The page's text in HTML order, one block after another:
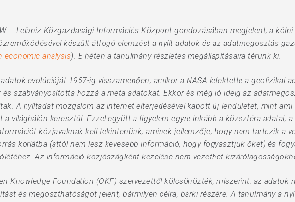
– Leibniz Közgazdasági Információs Központ gondozásában megjelent, a kölni
készült átfogó elemzést a nyílt adatok és az adatmegosztás
economic analysis). E héten a tanulmány részletes megállapításaira térünk ki.
evolúcióját 1957-ig visszamenően, amikor a NASA lefektette a geofizikai
szabványosította hozzá a meta-adatokat. Ekkor és még jó ideig az
A nyíltadat-mozgalom az internet elterjedésével kapott új lendületet, mint ami
világhálón keresztül. Ezzel együtt a figyelem egyre inkább a közszféra adatai,
közjavaknak kell tekintenünk, aminek jellemzője, hogy nem tartozik a
korlátba (attól nem lesz kevesebb információ, hogy fogyasztjuk őket) és
Az információ közjószágként kezelése nem vezethet
Knowledge Foundation (OKF) szervezettől kölcsönözték, miszerint: az adatok
és megoszthatóságot jelent, bármilyen célra, bárki részére. A tanulmány a